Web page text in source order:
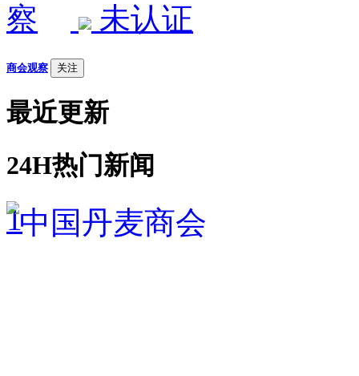
未认证
商会观察 关注
最近更新
24H热门新闻
1